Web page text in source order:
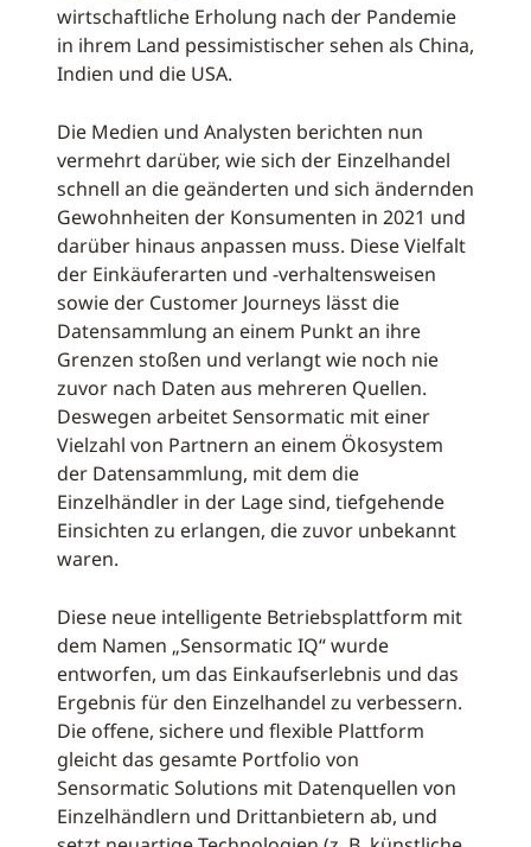
wirtschaftliche Erholung nach der Pandemie
in ihrem Land pessimistischer sehen als China,
Indien und die USA.
Die Medien und Analysten berichten nun
vermehrt darüber, wie sich der Einzelhandel
schnell an die geänderten und sich ändernden
Gewohnheiten der Konsumenten in 2021 und
darüber hinaus anpassen muss. Diese Vielfalt
der Einkäuferarten und -verhaltensweisen
sowie der Customer Journeys lässt die
Datensammlung an einem Punkt an ihre
Grenzen stoßen und verlangt wie noch nie
zuvor nach Daten aus mehreren Quellen.
Deswegen arbeitet Sensormatic mit einer
Vielzahl von Partnern an einem Ökosystem
der Datensammlung, mit dem die
Einzelhändler in der Lage sind, tiefgehende
Einsichten zu erlangen, die zuvor unbekannt
waren.
Diese neue intelligente Betriebsplattform mit
dem Namen „Sensormatic IQ“ wurde
entworfen, um das Einkaufserlebnis und das
Ergebnis für den Einzelhandel zu verbessern.
Die offene, sichere und flexible Plattform
gleicht das gesamte Portfolio von
Sensormatic Solutions mit Datenquellen von
Einzelhändlern und Drittanbietern ab, und